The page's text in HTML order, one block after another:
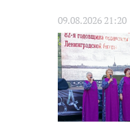
09.08.2026 21:20